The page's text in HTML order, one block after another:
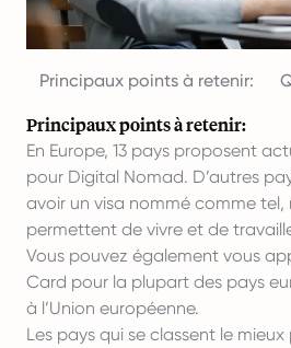
Principaux points à retenir:
Principaux points à retenir:
En Europe, 13 pays proposent
pour Digital Nomad. D’autres
avoir un visa nommé comme tel,
permettent de vivre et de
Vous pouvez également vous
Card pour la plupart des pays
à l’Union européenne.
Les pays qui se classent le